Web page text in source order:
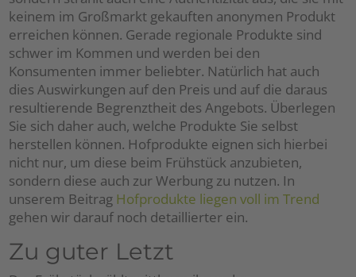
keinem im Großmarkt gekauften anonymen Produkt
erreichen können. Gerade regionale Produkte sind
schwer im Kommen und werden bei den
Konsumenten immer beliebter. Natürlich hat auch
dies Auswirkungen auf den Preis und auf die daraus
resultierende Begrenztheit des Angebots. Überlegen
Sie sich daher auch, welche Produkte Sie selbst
herstellen können. Hofprodukte eignen sich hierbei
nicht nur, um diese beim Frühstück anzubieten,
sondern diese auch zur Werbung zu nutzen. In
unserem Beitrag Hofprodukte liegen voll im Trend
gehen wir darauf noch detaillierter ein.
Zu guter Letzt